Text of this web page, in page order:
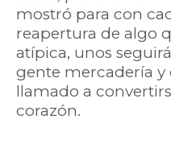
mostró para con
reapertura de algo
atípica, unos
gente mercadería y
llamado a
corazón.